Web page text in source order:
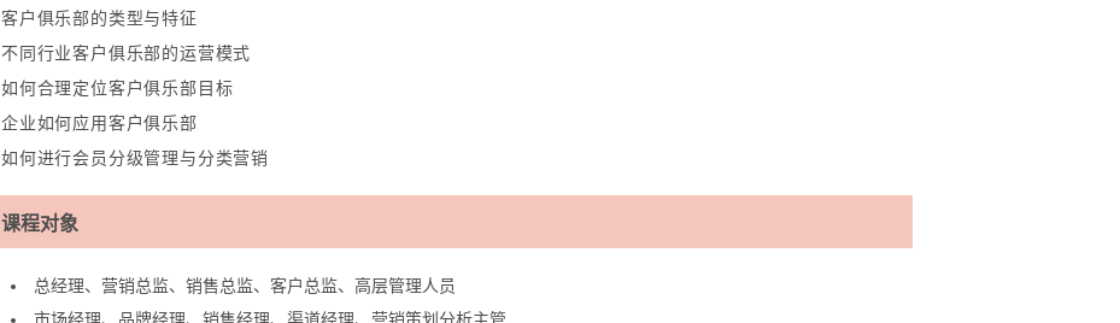
客户俱乐部的类型与特征
不同行业客户俱乐部的运营模式
如何合理定位客户俱乐部目标
企业如何应用客户俱乐部
如何进行会员分级管理与分类营销
课程对象
总经理、营销总监、销售总监、客户总监、高层管理人员